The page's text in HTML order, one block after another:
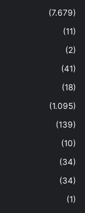
(7.679)
(11)
(2)
(41)
(18)
(1.095)
(139)
(10)
(34)
(34)
(1)